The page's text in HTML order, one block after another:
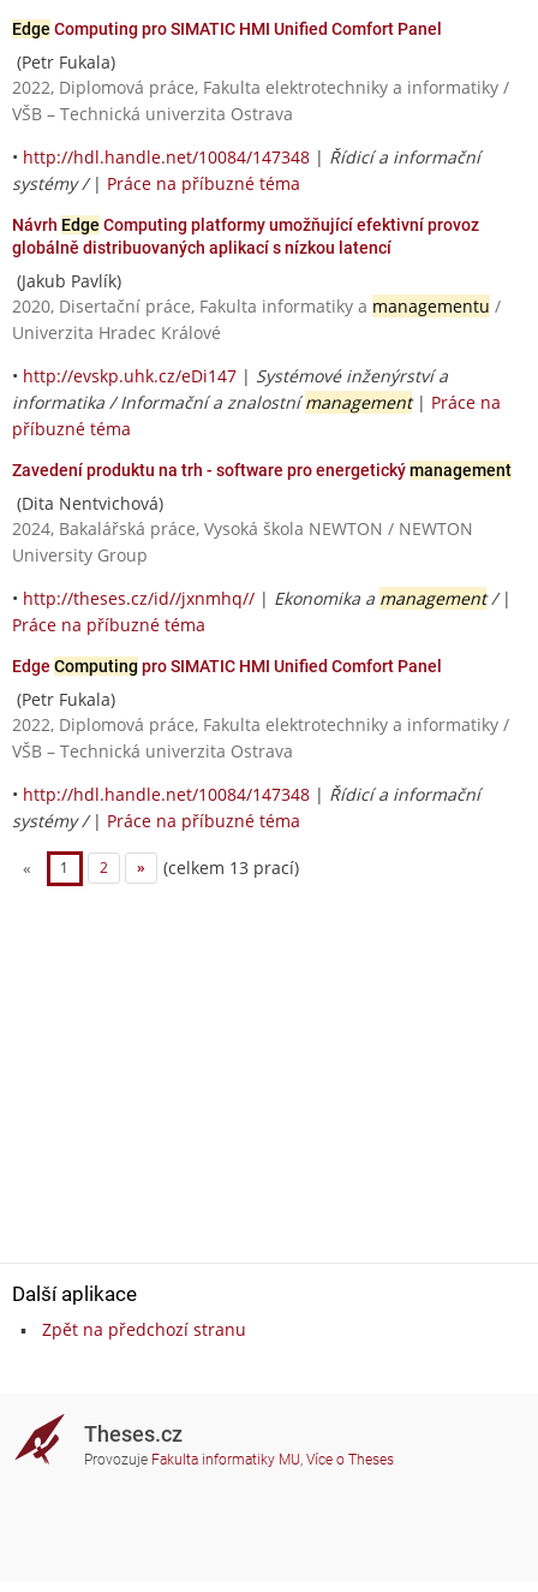
Edge Computing pro SIMATIC HMI Unified Comfort Panel
(Petr Fukala)
2022, Diplomová práce, Fakulta elektrotechniky a informatiky /
VŠB – Technická univerzita Ostrava
• http://hdl.handle.net/10084/147348 | Řídicí a informační
systémy / | Práce na příbuzné téma
Návrh Edge Computing platformy umožňující efektivní provoz
globálně distribuovaných aplikací s nízkou latencí
(Jakub Pavlík)
2020, Disertační práce, Fakulta informatiky a managementu /
Univerzita Hradec Králové
• http://evskp.uhk.cz/eDi147 | Systémové inženýrství a
informatika / Informační a znalostnímanagement| Práce na
příbuzné téma
Zavedení produktu na trh - software pro energetickýmanagement
(Dita Nentvichová)
2024, Bakalářská práce, Vysoká škola NEWTON / NEWTON
University Group
• http://theses.cz/id//jxnmhq// | Ekonomika a management/ |
Práce na příbuzné téma
Edge Computing pro SIMATIC HMI Unified Comfort Panel
(Petr Fukala)
2022, Diplomová práce, Fakulta elektrotechniky a informatiky /
VŠB – Technická univerzita Ostrava
• http://hdl.handle.net/10084/147348 | Řídicí a informační
systémy / | Práce na příbuzné téma
« 1 2 » (celkem 13 prací)
Další aplikace
Zpět na předchozí stranu
Theses.cz
Provozuje Fakulta informatiky MU, Více o Theses